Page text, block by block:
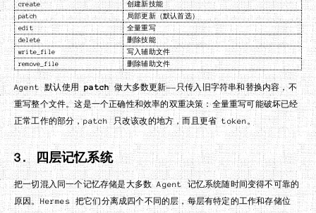
create
创建新技能
patch
局部更新（默认首选）
edit
全量重写
delete
删除技能
write_file
写入辅助文件
remove_file
删除辅助文件
Agent 默认使用patch做大多数更新——只传入旧字符串和替换内容，不
重写整个文件。这是一个正确性和效率的双重决策：全量重写可能破坏已经
正常工作的部分，patch 只改该改的地方，而且更省 token。
3. 四层记忆系统
把一切混入同一个记忆存储是大多数 Agent 记忆系统随时间变得不可靠的
原因。Hermes 把它们分离成四个不同的层，每层有特定的工作和存储位